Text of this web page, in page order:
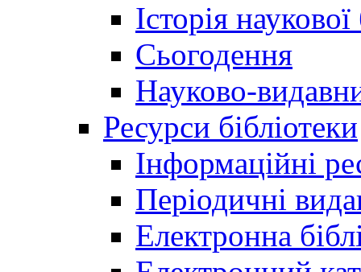
Історія
Сьогодення
Науково-
Ресурси бібліотеки
Інформаційні
Періодичні
Електронна